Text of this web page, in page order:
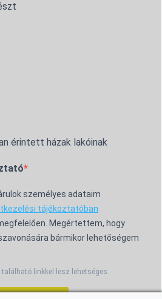
érintett házak lakóinak
személyes adataim
tájékoztatóban
Megértettem, hogy
bármikor lehetőségem
linkkel lesz lehetséges.